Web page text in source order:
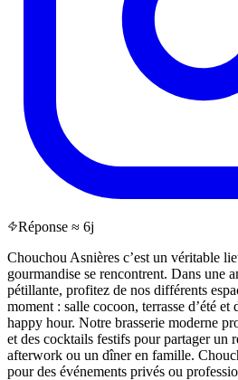
Réponse ≈ 6j
Chouchou Asnières c’est un véritable
gourmandise se rencontrent. Dans une
pétillante, profitez de nos différents
moment : salle cocoon, terrasse d’été et
happy hour. Notre brasserie moderne
et des cocktails festifs pour partager un
afterwork ou un dîner en famille.
pour des événements privés ou